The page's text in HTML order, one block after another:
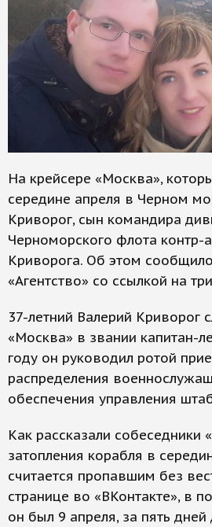
На крейсере «Москва»,
середине апреля в Черном
Криворог, сын командира
Черноморского флота контр-
Криворога. Об этом
«Агентство» со ссылкой на
37-летний Валерий Криворог
«Москва» в звании капитан-
году он руководил ротой
распределения
обеспечения управления
Как рассказали собеседники
затопления корабля в
считается пропавшим без
странице во «ВКонтакте», в
он был 9 апреля, за пять дней